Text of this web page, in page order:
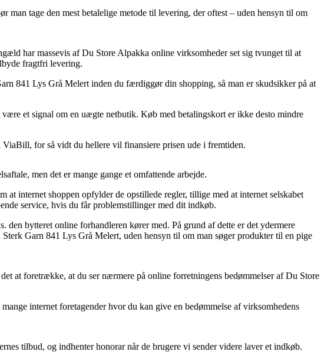
man tage den mest betalelige metode til levering, der oftest – uden hensyn til om
har massevis af Du Store Alpakka online virksomheder set sig tvunget til at
fragtfri levering.
841 Lys Grå Melert inden du færdiggør din shopping, så man er skudsikker på at
et signal om en uægte netbutik. Køb med betalingskort er ikke desto mindre
for så vidt du hellere vil finansiere prisen ude i fremtiden.
men det er mange gange et omfattende arbejde.
internet shoppen opfylder de opstillede regler, tillige med at internet selskabet
service, hvis du får problemstillinger med dit indkøb.
bytteret online forhandleren kører med. På grund af dette er det ydermere
Garn 841 Lys Grå Melert, uden hensyn til om man søger produkter til en pige
at foretrække, at du ser nærmere på online forretningens bedømmelser af Du Store
internet foretagender hvor du kan give en bedømmelse af virksomhedens
tilbud, og indhenter honorar når de brugere vi sender videre laver et indkøb.